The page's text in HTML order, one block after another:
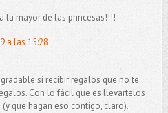
la mayor de las princesas!!!!
a las 15:28
si recibir regalos que no te
Con lo fácil que es llevartelos
que hagan eso contigo, claro).